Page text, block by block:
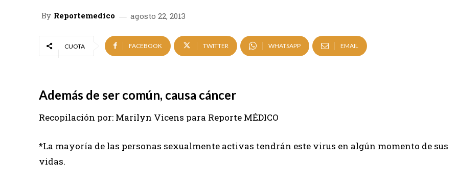
By Reportemedico agosto 22, 2013
CUOTA FACEBOOK TWITTER WHATSAPP EMAIL
Además de ser común, causa cáncer
Recopilación por: Marilyn Vicens para Reporte MÉDICO
*La mayoría de las personas sexualmente activas tendrán este virus en algún momento de sus
vidas.